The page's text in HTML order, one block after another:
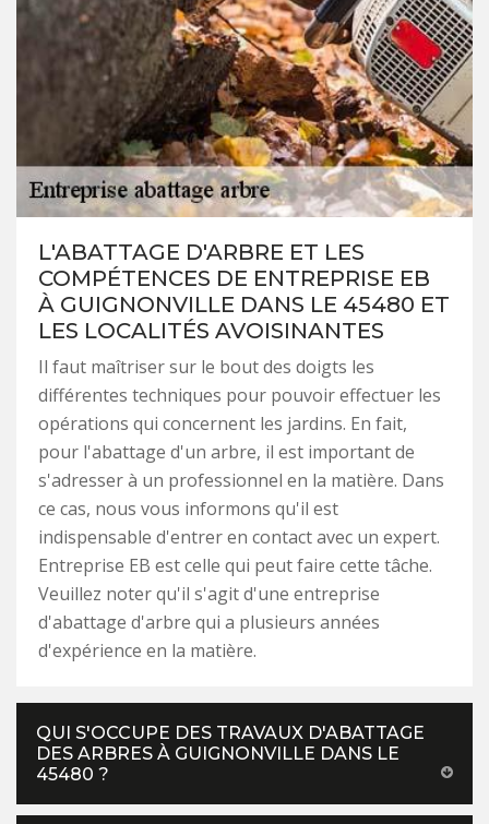
L'ABATTAGE D'ARBRE ET LES
COMPÉTENCES DE ENTREPRISE EB
À GUIGNONVILLE DANS LE 45480 ET
LES LOCALITÉS AVOISINANTES
Il faut maîtriser sur le bout des doigts les
différentes techniques pour pouvoir effectuer les
opérations qui concernent les jardins. En fait,
pour l'abattage d'un arbre, il est important de
s'adresser à un professionnel en la matière. Dans
ce cas, nous vous informons qu'il est
indispensable d'entrer en contact avec un expert.
Entreprise EB est celle qui peut faire cette tâche.
Veuillez noter qu'il s'agit d'une entreprise
d'abattage d'arbre qui a plusieurs années
d'expérience en la matière.
QUI S'OCCUPE DES TRAVAUX D'ABATTAGE
DES ARBRES À GUIGNONVILLE DANS LE
45480 ?